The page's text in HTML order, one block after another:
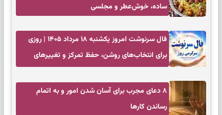
ساده، خوش‌عطر و مجلسی
فال سرنوشت امروز یکشنبه ۱۸ مرداد ۱۴۰۵ | روزی
برای انتخاب‌های روشن، حفظ تمرکز و تغییرهای
۸ دعای مجرب برای آسان شدن امور و به اتمام
رساندن کار‌ها